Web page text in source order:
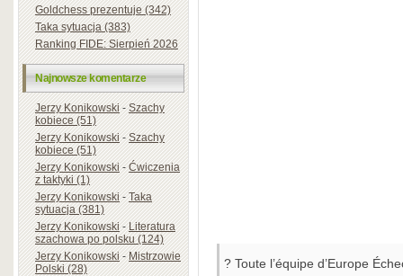
Goldchess prezentuje (342)
Taka sytuacja (383)
Ranking FIDE: Sierpień 2026
Najnowsze komentarze
Jerzy Konikowski-Szachy
kobiece (51)
Jerzy Konikowski-Szachy
kobiece (51)
Jerzy Konikowski-Ćwiczenia
z taktyki (1)
Jerzy Konikowski-Taka
sytuacja (381)
Jerzy Konikowski-Literatura
szachowa po polsku (124)
Jerzy Konikowski-Mistrzowie
Polski (28)
? Toute l’équipe d’Europe